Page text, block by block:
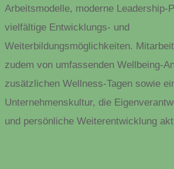
Arbeitsmodelle, moderne Leadership-
vielfältige Entwicklungs- und
Weiterbildungsmöglichkeiten.
zudem von umfassenden Wellbeing-
zusätzlichen Wellness-Tagen sowie
Unternehmenskultur, die
und persönliche Weiterentwicklung